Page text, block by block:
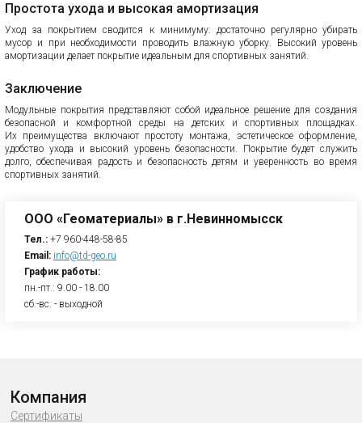
Простота ухода и высокая амортизация
Уход за покрытием сводится к минимуму: достаточно регулярно убирать
мусор и при необходимости проводить влажную уборку. Высокий уровень
амортизации делает покрытие идеальным для спортивных занятий.
Заключение
Модульные покрытия представляют собой идеальное решение для создания
безопасной и комфортной среды на детских и спортивных площадках.
Их преимущества включают простоту монтажа, эстетическое оформление,
удобство ухода и высокий уровень безопасности. Покрытие будет служить
долго, обеспечивая радость и безопасность детям и уверенность во время
спортивных занятий.
ООО «Геоматериалы» в г.Невинномысск
Тел.: +7 960-448-58-85
Email: info@td-geo.ru
График работы:
пн.-пт.: 9.00 - 18.00
сб.-вс. - выходной
Компания
Сертификаты